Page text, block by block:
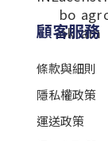
顧客服務
條款與細則
隱私權政策
運送政策